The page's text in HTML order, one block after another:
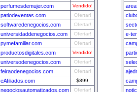
perfumesdemujer.com Vendido!
patiodeventas.com Ofertar!
softwaredenegocios.com Ofertar!
universidaddenegocios.com Ofertar!
pymefamiliar.com Ofertar!
productosdigitales.com Vendido!
universodenegocios.com Ofertar!
feiraodenegocios.com Ofertar!
eAfiliados.com $899
negociosautomatizados.com Ofertar!
e-